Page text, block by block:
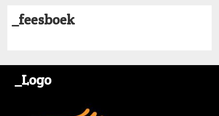
_feesboek
_Logo